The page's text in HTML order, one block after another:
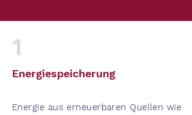
1
Energiespeicherung
Energie aus erneuerbaren Quellen wie